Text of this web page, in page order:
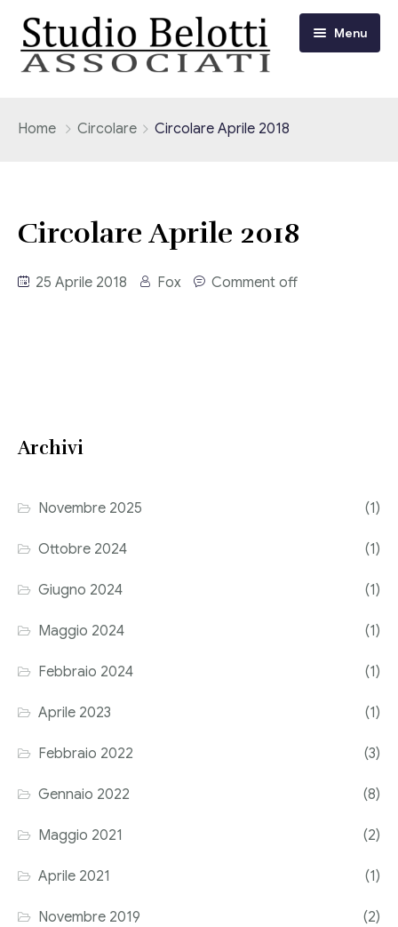
Menu
Adempimenti Dichiarativi e Fiscali
Revisione legale
Circolari
Home Circolare Circolare Aprile 2018
Circolare Aprile 2018
25 Aprile 2018 Fox Comment off
Archivi
Novembre 2025 (1)
Ottobre 2024 (1)
Giugno 2024 (1)
Maggio 2024 (1)
Febbraio 2024 (1)
Aprile 2023 (1)
Febbraio 2022 (3)
Gennaio 2022 (8)
Maggio 2021 (2)
Aprile 2021 (1)
Novembre 2019 (2)